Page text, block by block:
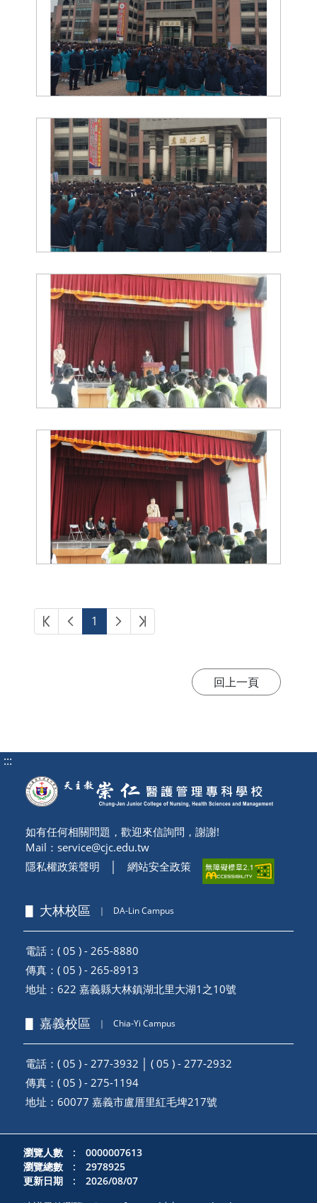
第一頁上一頁
1 下一頁最後頁
:::
如有任何相關問題，歡迎來信詢問，謝謝!
Mail： service@cjc.edu.tw
隱私權政策聲明
網站安全政策
▋ 大林校區 ｜ DA-Lin Campus
電話：( 05 ) - 265-8880
傳真：( 05 ) - 265-8913
地址： 622 嘉義縣大林鎮湖北里大湖1之10號
▋ 嘉義校區 ｜ Chia-Yi Campus
電話：( 05 ) - 277-3932 │ ( 05 ) - 277-2932
傳真：( 05 ) - 275-1194
地址： 60077 嘉義市盧厝里紅毛埤217號
瀏覽人數 : 0000007613
瀏覽總數 : 2978925
更新日期 : 2026/08/07